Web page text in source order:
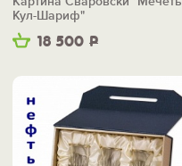
18 500 Р
Кул-Шариф"